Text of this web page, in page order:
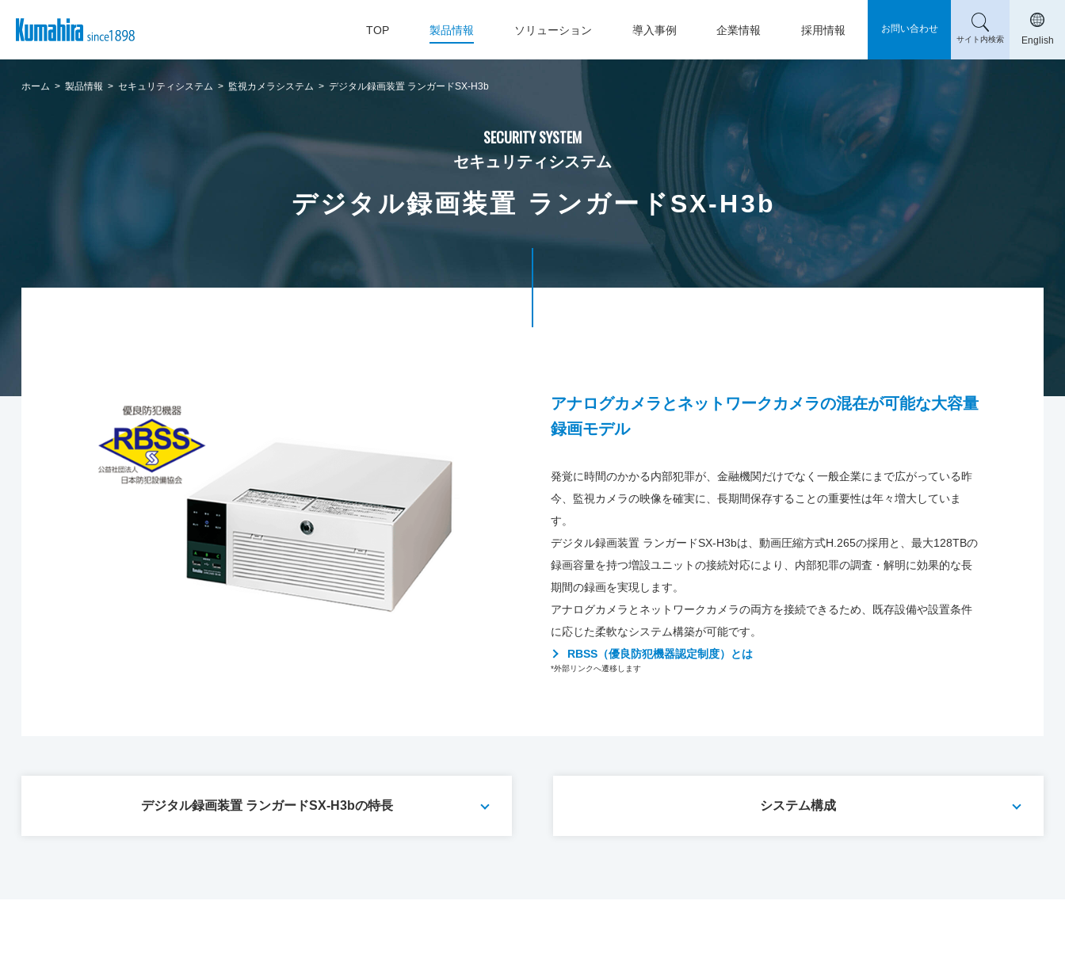
TOP 製品情報 ソリューション 導入事例 企業情報 採用情報 お問い合わせ
サイト内検索 English
ホーム 製品情報 セキュリティシステム 監視カメラシステム デジタル録画装置 ランガードSX-H3b
SECURITY SYSTEM
セキュリティシステム
デジタル録画装置 ランガードSX-H3b
アナログカメラとネットワークカメラの混在が可能な大容量
録画モデル
発覚に時間のかかる内部犯罪が、金融機関だけでなく一般企業にまで広がっている昨
今、監視カメラの映像を確実に、長期間保存することの重要性は年々増大していま
す。
デジタル録画装置 ランガードSX-H3bは、動画圧縮方式H.265の採用と、最大128TBの
録画容量を持つ増設ユニットの接続対応により、内部犯罪の調査・解明に効果的な長
期間の録画を実現します。
アナログカメラとネットワークカメラの両方を接続できるため、既存設備や設置条件
に応じた柔軟なシステム構築が可能です。
RBSS（優良防犯機器認定制度）とは
*外部リンクへ遷移します
デジタル録画装置 ランガードSX-H3bの特長 システム構成